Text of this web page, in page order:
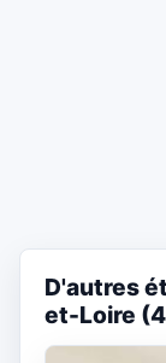
D'autres
et-Loire